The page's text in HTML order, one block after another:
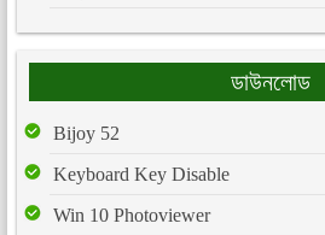
ডাউনলোড
Bijoy 52
Keyboard Key Disable
Win 10 Photoviewer